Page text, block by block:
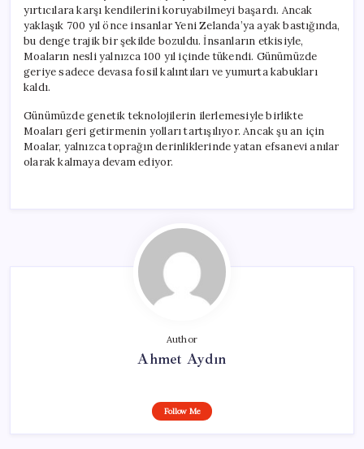
yırtıcılara karşı kendilerini koruyabilmeyi başardı. Ancak
yaklaşık 700 yıl önce insanlar Yeni Zelanda’ya ayak bastığında,
bu denge trajik bir şekilde bozuldu. İnsanların etkisiyle,
Moaların nesli yalnızca 100 yıl içinde tükendi. Günümüzde
geriye sadece devasa fosil kalıntıları ve yumurta kabukları
kaldı.
Günümüzde genetik teknolojilerin ilerlemesiyle birlikte
Moaları geri getirmenin yolları tartışılıyor. Ancak şu an için
Moalar, yalnızca toprağın derinliklerinde yatan efsanevi anılar
olarak kalmaya devam ediyor.
Author
Ahmet Aydın
Follow Me